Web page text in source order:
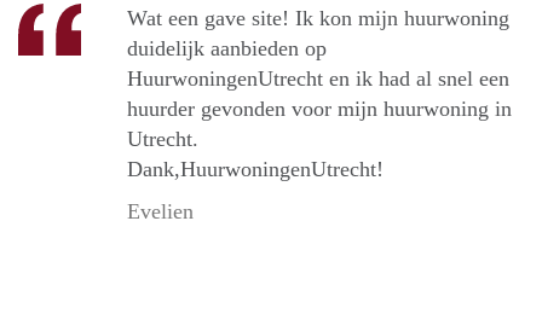
Wat een gave site! Ik kon mijn huurwoning
duidelijk aanbieden op
HuurwoningenUtrecht en ik had al snel een
huurder gevonden voor mijn huurwoning in
Utrecht.
Dank,HuurwoningenUtrecht!
Evelien